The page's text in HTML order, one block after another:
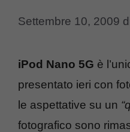
Settembre 10, 2009
iPod Nano 5G è
presentato ieri con
le aspettative su un
fotografico sono